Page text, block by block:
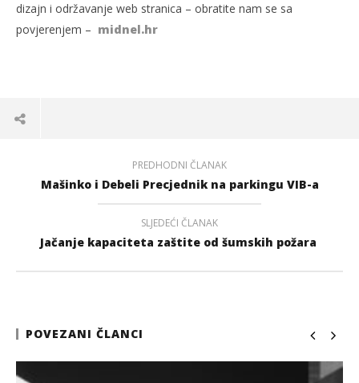
dizajn i održavanje web stranica – obratite nam se sa
povjerenjem – midnel.hr
PREDHODNI ČLANAK
Mašinko i Debeli Precjednik na parkingu VIB-a
SLJEDEĆI ČLANAK
Jačanje kapaciteta zaštite od šumskih požara
POVEZANI ČLANCI